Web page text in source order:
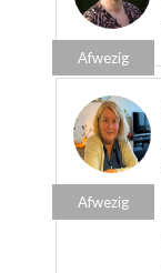
Afwezig
Afwezig